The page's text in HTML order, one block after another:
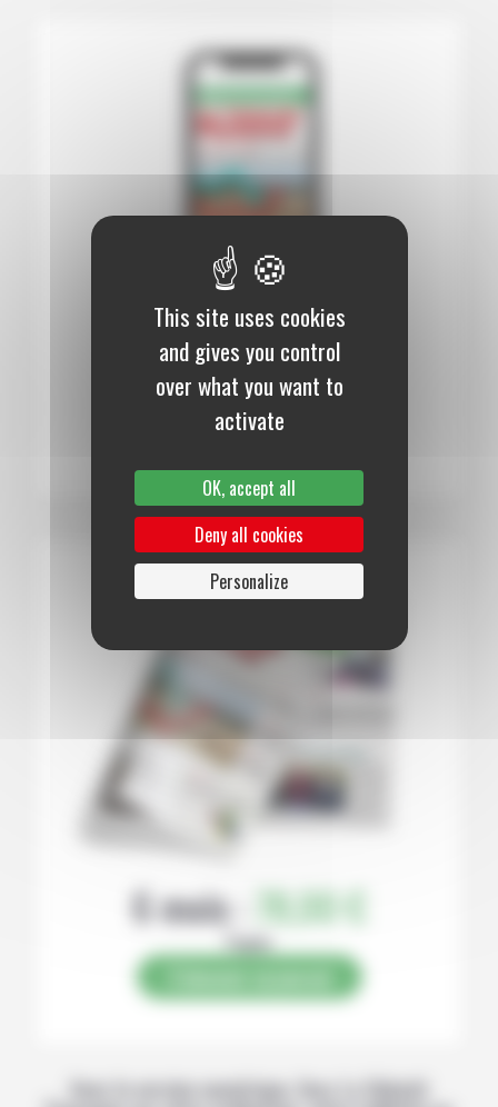
12 mois :99,00 €
Numérique
S’abonner au journal
6 mois : 78,00 €
Papier
Avec la version numérique, lisez La Volonté
This site uses cookies
and gives you control
over what you want to
activate
OK, accept all
Deny all cookies
Personalize